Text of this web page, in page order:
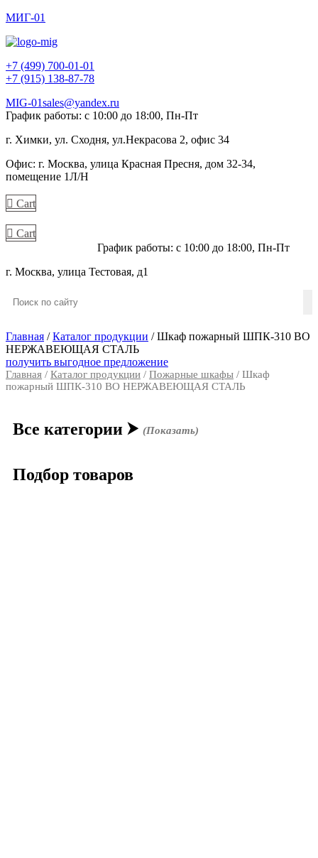
МИГ-01
+7 (499) 700-01-01
+7 (915) 138-87-78
MIG-01sales@yandex.ru
График работы: с 10:00 до 18:00, Пн-Пт
г. Химки, ул. Сходня, ул.Некрасова 2, офис 34
Офис: г. Москва, улица Красная Пресня, дом 32-34,
помещение 1Л/Н
Cart
Cart
График работы: с 10:00 до 18:00, Пн-Пт
г. Москва, улица Тестовая, д1
Главная /Каталог продукции /Шкаф пожарный ШПК-310 ВО
НЕРЖАВЕЮЩАЯ СТАЛЬ
получить выгодное предложение
Главная / Каталог продукции / Пожарные шкафы / Шкаф
пожарный ШПК-310 ВО НЕРЖАВЕЮЩАЯ СТАЛЬ
Все категории ⮞ (Показать)
Подбор товаров